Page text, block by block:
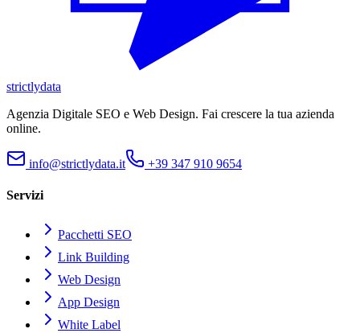
strictlydata
Agenzia Digitale SEO e Web Design. Fai crescere la tua azienda
online.
info@strictlydata.it +39 347 910 9654
Servizi
Pacchetti SEO
Link Building
Web Design
App Design
White Label